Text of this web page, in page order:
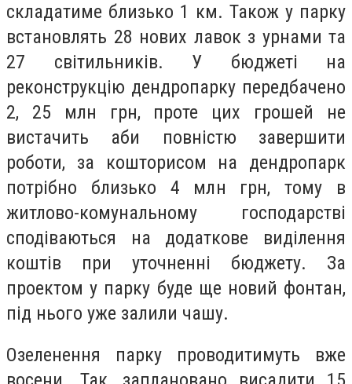
складатиме близько 1 км. Також у парку
встановлять 28 нових лавок з урнами та
27 світильників. У бюджеті на
реконструкцію дендропарку передбачено
2, 25 млн грн, проте цих грошей не
вистачить аби повністю завершити
роботи, за кошторисом на дендропарк
потрібно близько 4 млн грн, тому в
житлово-комунальному господарстві
сподіваються на додаткове виділення
коштів при уточненні бюджету. За
проектом у парку буде ще новий фонтан,
під нього уже залили чашу.
Озеленення парку проводитимуть вже